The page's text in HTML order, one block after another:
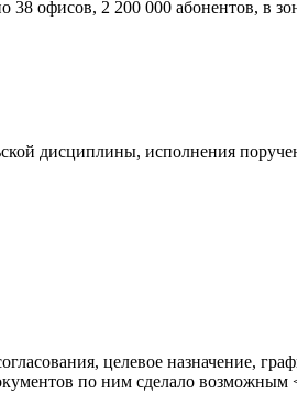
38 офисов, 2 200 000 абонентов, в
дисциплины, исполнения
целевое назначение,
по ним сделало возможным